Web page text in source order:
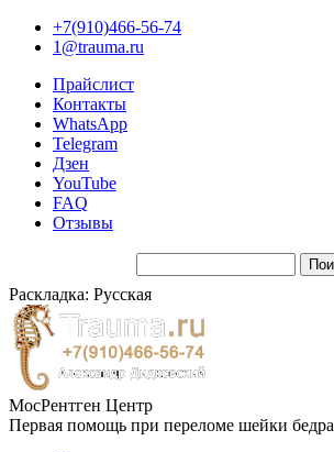
+7(910)466-56-74
1@trauma.ru
Прайслист
Контакты
WhatsApp
Telegram
Дзен
YouTube
FAQ
Отзывы
Раскладка: Русская
МосРентген Центр
Первая помощь при переломе шейки бедра